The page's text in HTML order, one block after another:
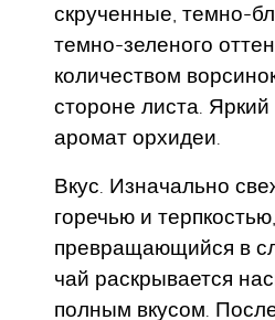
скрученные, темно-
темно-зеленого
количеством
стороне листа.
аромат орхидеи.
Вкус. Изначально
горечью и
превращающийся в
чай раскрывается
полным вкусом.